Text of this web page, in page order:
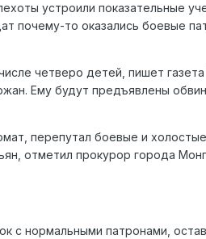
устроили показательные
почему-то оказались боевые
четверо детей, пишет газета
Ему будут предъявлены
перепутал боевые и
отметил прокурор города
с нормальными патронами,